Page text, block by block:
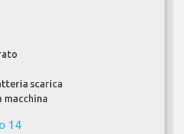
scarica
macchina
14